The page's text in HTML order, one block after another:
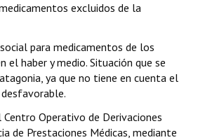
excluidos de la
para medicamentos de los
el haber y medio. Situación que se
ya que no tiene en cuenta el
Operativo de Derivaciones
de Prestaciones Médicas, mediante